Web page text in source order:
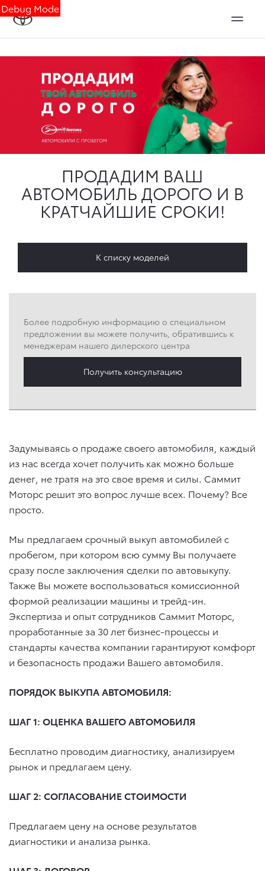
Debug Mode
ПРОДАДИМ ВАШ
АВТОМОБИЛЬ ДОРОГО И В
КРАТЧАЙШИЕ СРОКИ!
К списку моделей
Более подробную информацию о специальном
предложении вы можете получить, обратившись к
менеджерам нашего дилерского центра
Получить консультацию
Задумываясь о продаже своего автомобиля, каждый
из нас всегда хочет получить как можно больше
денег, не тратя на это свое время и силы. Саммит
Моторс решит это вопрос лучше всех. Почему? Все
просто.
Мы предлагаем срочный выкуп автомобилей с
пробегом, при котором всю сумму Вы получаете
сразу после заключения сделки по автовыкупу.
Также Вы можете воспользоваться комиссионной
формой реализации машины и трейд-ин.
Экспертиза и опыт сотрудников Саммит Моторс,
проработанные за 30 лет бизнес-процессы и
стандарты качества компании гарантируют комфорт
и безопасность продажи Вашего автомобиля.
ПОРЯДОК ВЫКУПА АВТОМОБИЛЯ:
ШАГ 1: ОЦЕНКА ВАШЕГО АВТОМОБИЛЯ
Бесплатно проводим диагностику, анализируем
рынок и предлагаем цену.
ШАГ 2: СОГЛАСОВАНИЕ СТОИМОСТИ
Предлагаем цену на основе результатов
диагностики и анализа рынка.